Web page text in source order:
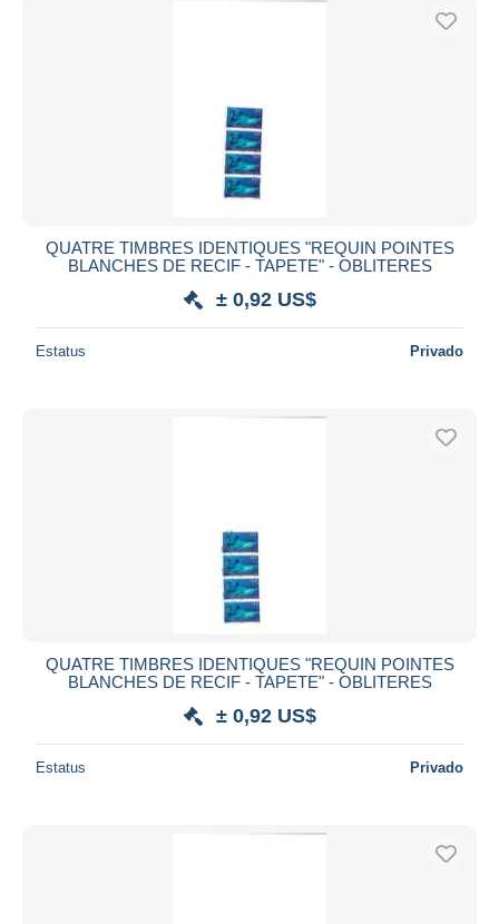
QUATRE TIMBRES IDENTIQUES "REQUIN POINTES
BLANCHES DE RECIF - TAPETE" - OBLITERES
± 0,92 US$
Estatus Privado
QUATRE TIMBRES IDENTIQUES "REQUIN POINTES
BLANCHES DE RECIF - TAPETE" - OBLITERES
± 0,92 US$
Estatus Privado